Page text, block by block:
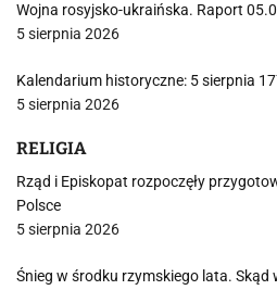
Wojna rosyjsko-ukraińska. Raport
5 sierpnia 2026
Kalendarium historyczne: 5 sierpnia
5 sierpnia 2026
RELIGIA
Rząd i Episkopat rozpoczęły
Polsce
5 sierpnia 2026
Śnieg w środku rzymskiego lata. Skąd